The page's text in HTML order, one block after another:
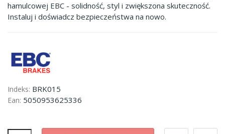
hamulcowej EBC - solidność, styl i zwiększona skuteczność.
Instaluj i doświadcz bezpieczeństwa na nowo.
Indeks: BRK015
Ean: 5050953625336